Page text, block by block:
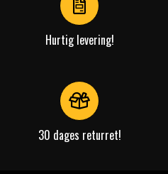
Hurtig levering!
30 dages returret!